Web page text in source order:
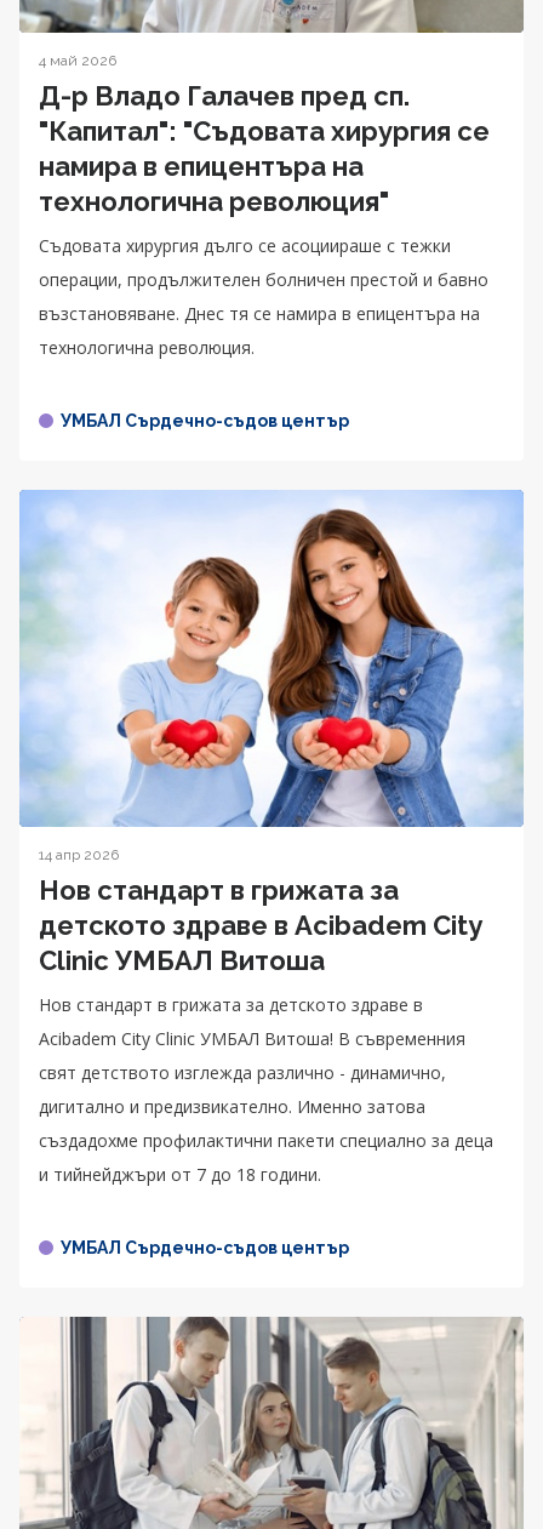
4 май 2026
Д-р Владо Галачев пред сп.
"Капитал": "Съдовата хирургия се
намира в епицентъра на
технологична революция"
Съдовата хирургия дълго се асоциираше с тежки
операции, продължителен болничен престой и бавно
възстановяване. Днес тя се намира в епицентъра на
технологична революция.
УМБАЛ Сърдечно-съдов център
14 апр 2026
Нов стандарт в грижата за
детското здраве в Acibadem City
Clinic УМБАЛ Витоша
Нов стандарт в грижата за детското здраве в
Acibadem City Clinic УМБАЛ Витоша! В съвременния
свят детството изглежда различно - динамично,
дигитално и предизвикателно. Именно затова
създадохме профилактични пакети специално за деца
и тийнейджъри от 7 до 18 години.
УМБАЛ Сърдечно-съдов център